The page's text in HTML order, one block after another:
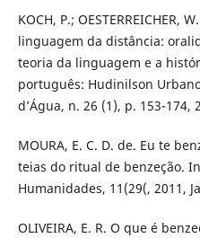
KOCH, P.; OESTERREICHER,
linguagem da distância:
teoria da linguagem e a
português: Hudinilson
d’Água, n. 26 (1), p. 153-174,
MOURA, E. C. D. de. Eu te
teias do ritual de benzeção.
Humanidades, 11(29(, 2011,
OLIVEIRA, E. R. O que é